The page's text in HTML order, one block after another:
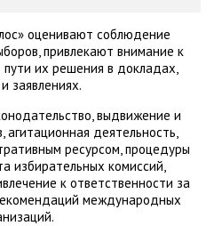
оценивают соблюдение
привлекают внимание к
их решения в докладах,
заявлениях.
выдвижение и
агитационная деятельность,
ресурсом, процедуры
избирательных комиссий,
к ответственности за
международных